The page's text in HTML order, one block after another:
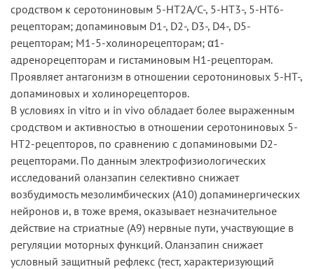
сродством к серотониновым 5-НТ2A/C-, 5-НТ3-, 5-НТ6-
рецепторам; допаминовым D1-, D2-, D3-, D4-, D5-
рецепторам; M1-5-холинорецепторам; α1-
адренорецепторам и гистаминовым H1-рецепторам.
Проявляет антагонизм в отношении серотониновых 5-НТ-,
допаминовых и холинорецепторов.
В условиях in vitro и in vivo обладает более выраженным
сродством и активностью в отношении серотониновых 5-
НТ2-рецепторов, по сравнению с допаминовыми D2-
рецепторами. По данным электрофизиологических
исследований оланзапин селективно снижает
возбудимость мезолимбических (А10) допаминергических
нейронов и, в тоже время, оказывает незначительное
действие на стриатные (А9) нервные пути, участвующие в
регуляции моторных функций. Оланзапин снижает
условный защитный рефлекс (тест, характеризующий